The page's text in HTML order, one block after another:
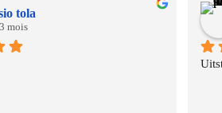
tola
mois